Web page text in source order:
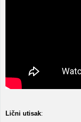
Lični utisak: